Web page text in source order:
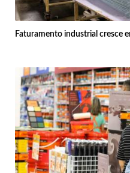
Faturamento industrial cresce